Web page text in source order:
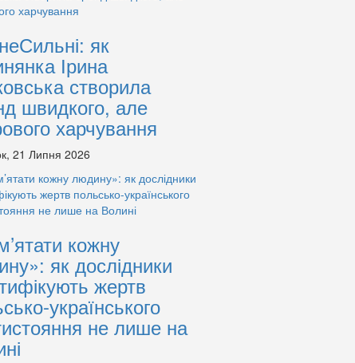
як
Ірина
створила
швидкого, але
харчування
21 Липня 2026
кожну
як дослідники
жертв
українського
не лише на